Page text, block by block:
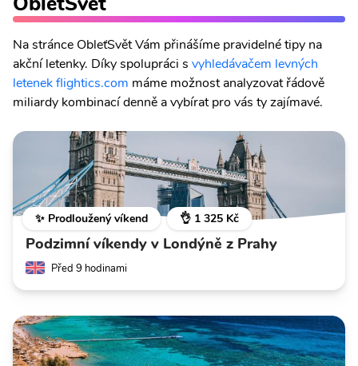
Na stránce ObleťSvět Vám přinášíme pravidelné tipy na
akční letenky. Díky spolupráci s vyhledávačem levných
letenek flightics.com máme možnost analyzovat řádově
miliardy kombinací denně a vybírat pro vás ty zajímavé.
✨ Prodloužený víkend 👌 1 325 Kč
Podzimní víkendy v Londýně z Prahy
Před 9 hodinami